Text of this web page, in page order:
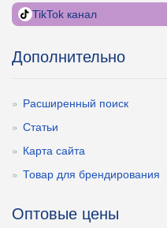
TikTok канал
Дополнительно
Расширенный поиск
Статьи
Карта сайта
Товар для брендирования
Оптовые цены